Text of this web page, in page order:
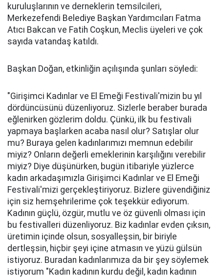
kuruluşlarının ve derneklerin temsilcileri,
Merkezefendi Belediye Başkan Yardımcıları Fatma
Atıcı Bakcan ve Fatih Coşkun, Meclis üyeleri ve çok
sayıda vatandaş katıldı.
Başkan Doğan, etkinliğin açılışında şunları söyledi:
"Girişimci Kadınlar ve El Emeği Festivali'mizin bu yıl
dördüncüsünü düzenliyoruz. Sizlerle beraber burada
eğlenirken gözlerim doldu. Çünkü, ilk bu festivali
yapmaya başlarken acaba nasıl olur? Satışlar olur
mu? Buraya gelen kadınlarımızı memnun edebilir
miyiz? Onların değerli emeklerinin karşılığını verebilir
miyiz? Diye düşünürken, bugün itibariyle yüzlerce
kadın arkadaşımızla Girişimci Kadınlar ve El Emeği
Festivali'mizi gerçekleştiriyoruz. Bizlere güvendiğiniz
için siz hemşehrilerime çok teşekkür ediyorum.
Kadının güçlü, özgür, mutlu ve öz güvenli olması için
bu festivalleri düzenliyoruz. Biz kadınlar evden çıksın,
üretimin içinde olsun, sosyalleşsin, bir biriyle
dertleşsin, hiçbir şeyi içine atmasın ve yüzü gülsün
istiyoruz. Buradan kadınlarımıza da bir şey söylemek
istiyorum "Kadın kadının kurdu değil, kadın kadının